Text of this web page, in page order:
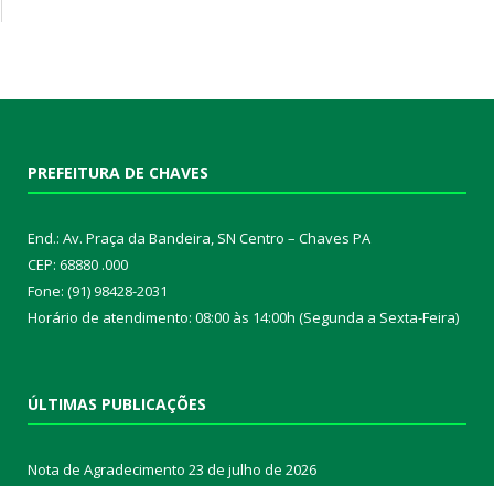
PREFEITURA DE CHAVES
End.: Av. Praça da Bandeira, SN Centro – Chaves PA
CEP: 68880 .000
Fone: (91) 98428-2031
Horário de atendimento: 08:00 às 14:00h (Segunda a Sexta-Feira)
ÚLTIMAS PUBLICAÇÕES
Nota de Agradecimento 23 de julho de 2026